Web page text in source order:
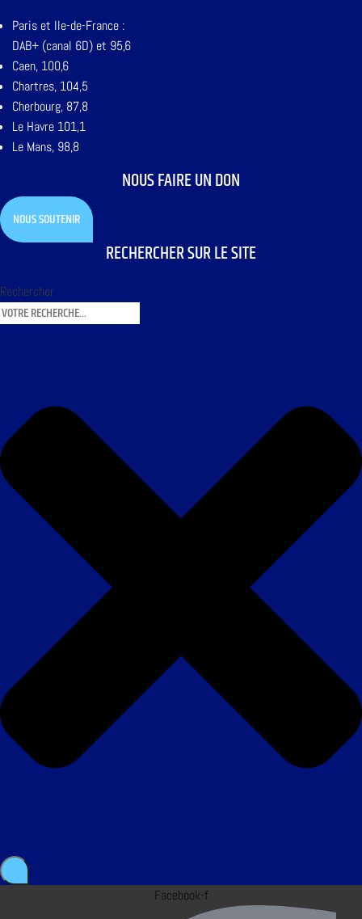
Paris et Ile-de-France :
DAB+ (canal 6D) et 95,6
Caen, 100,6
Chartres, 104,5
Cherbourg, 87,8
Le Havre 101,1
Le Mans, 98,8
NOUS FAIRE UN DON
NOUS SOUTENIR
RECHERCHER SUR LE SITE
Rechercher
Facebook-f